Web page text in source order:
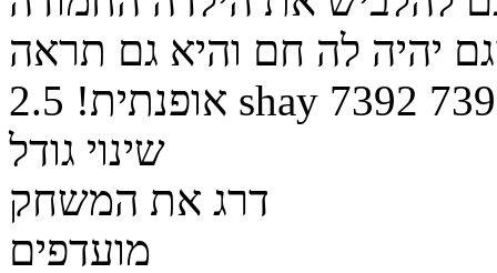
יהיה לה חם והיא גם תראה
אופנתית! 2.5 shay 7392
שינוי גודל
דרג את המשחק
מועדפים